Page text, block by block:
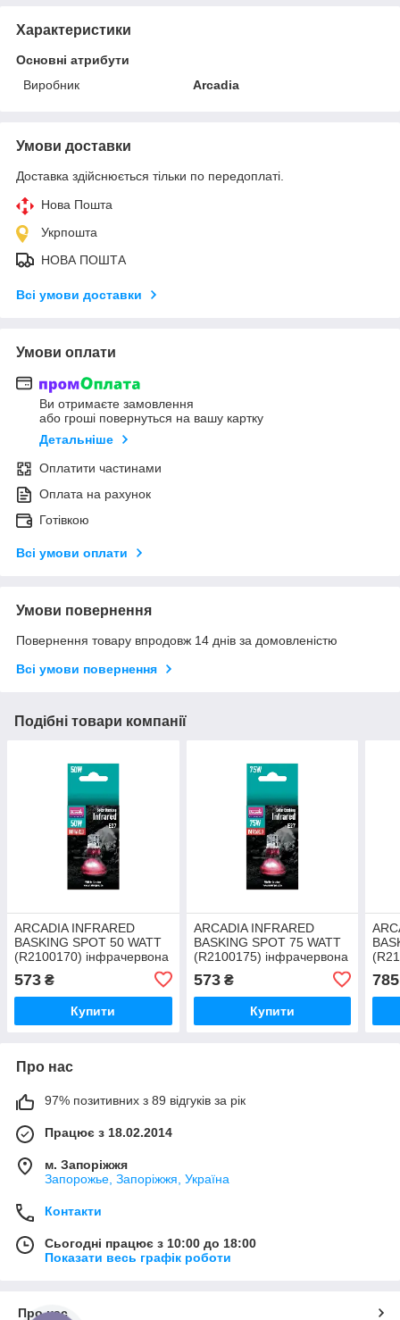
Характеристики
Основні атрибути
Виробник
Arcadia
Умови доставки
Доставка здійснюється тільки по передоплаті.
Нова Пошта
Укрпошта
НОВА ПОШТА
Всі умови доставки
Умови оплати
Ви отримаєте замовлення
або гроші повернуться на вашу картку
Детальніше
Оплатити частинами
Оплата на рахунок
Готівкою
Всі умови оплати
Умови повернення
Повернення товару впродовж 14 днів за домовленістю
Всі умови повернення
Подібні товари компанії
ARCADIA INFRARED
BASKING SPOT 50 WATT
(R2100170) інфрачервона
573 ₴
Купити
ARCADIA INFRARED
BASKING SPOT 75 WATT
(R2100175) інфрачервона
573₴
Купити
785
Про нас
97% позитивних з 89 відгуків за рік
Працює з 18.02.2014
м. Запоріжжя
Запорожье, Запоріжжя, Україна
Контакти
Сьогодні працює з 10:00 до 18:00
Показати весь графік роботи
Про нас